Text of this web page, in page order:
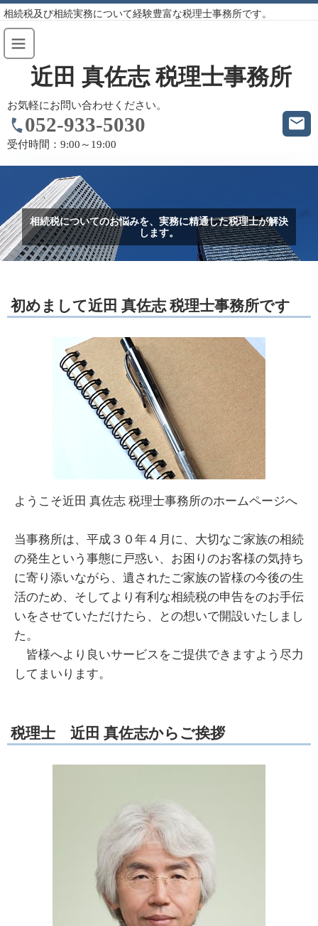
相続税及び相続実務について経験豊富な税理士事務所です。
近田 真佐志 税理士事務所
お気軽にお問い合わせください。
052-933-5030
受付時間： 9:00～19:00
相続税についてのお悩みを、実務に精通した税理士が解決
します。
初めまして近田 真佐志 税理士事務所です
ようこそ近田 真佐志 税理士事務所のホームページへ
当事務所は、平成３０年４月に、大切なご家族の相続
の発生という事態に戸惑い、お困りのお客様の気持ち
に寄り添いながら、遺されたご家族の皆様の今後の生
活のため、そしてより有利な相続税の申告をのお手伝
いをさせていただけたら、との想いで開設いたしまし
た。
皆様へより良いサービスをご提供できますよう尽力
してまいります。
税理士 近田 真佐志からご挨拶